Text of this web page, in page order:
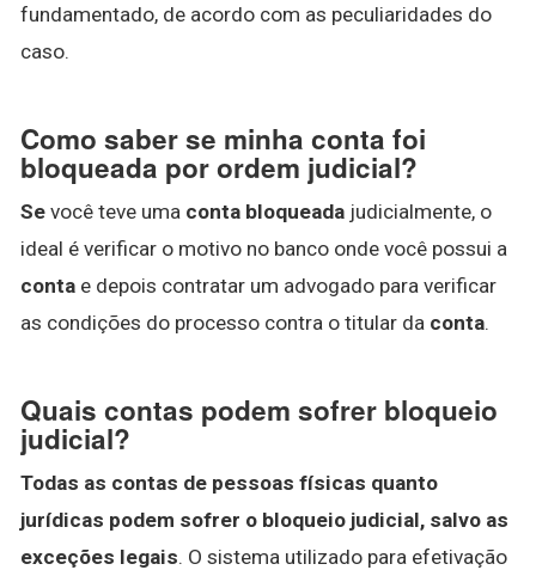
fundamentado, de acordo com as peculiaridades do
caso.
Como saber se minha conta foi
bloqueada por ordem judicial?
Se você teve uma conta bloqueada judicialmente, o
ideal é verificar o motivo no banco onde você possui a
conta e depois contratar um advogado para verificar
as condições do processo contra o titular da conta.
Quais contas podem sofrer bloqueio
judicial?
Todas as contas de pessoas físicas quanto
jurídicas podem sofrer o bloqueio judicial, salvo as
exceções legais. O sistema utilizado para efetivação